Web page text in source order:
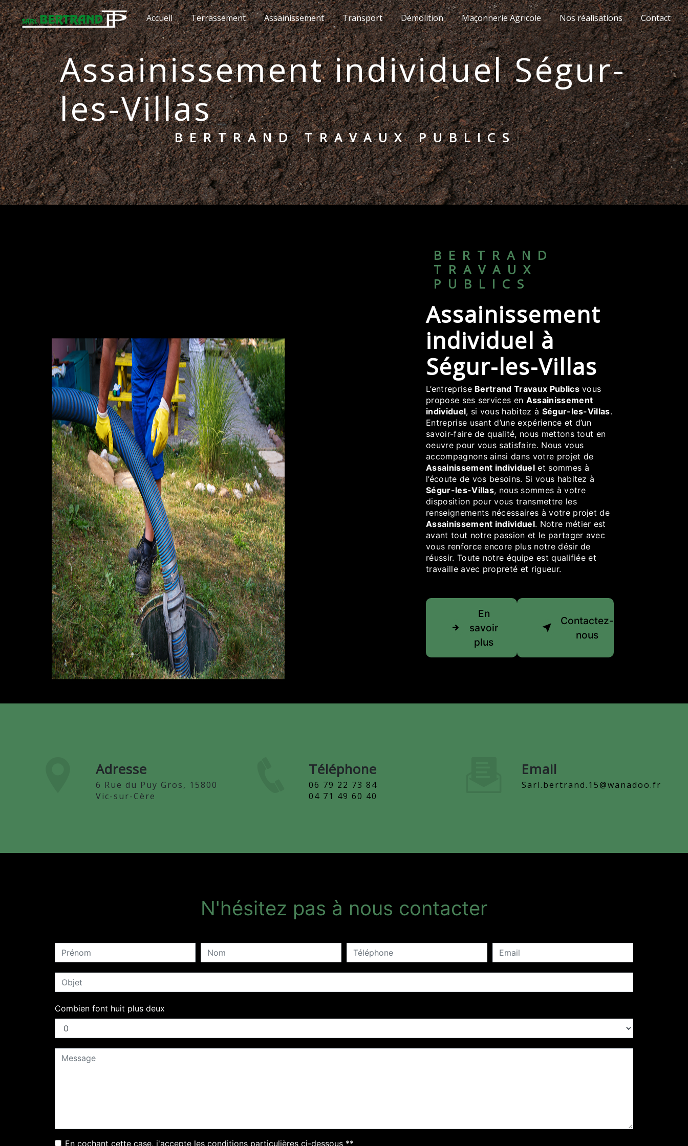
Accueil Terrassement Assainissement Transport Démolition Maçonnerie Agricole Nos réalisations Contact
Assainissement individuel Ségur-
les-Villas
BERTRAND TRAVAUX PUBLICS
BERTRAND
TRAVAUX
PUBLICS
Assainissement
individuel à
Ségur-les-Villas
L’entreprise Bertrand Travaux Publicsvous
propose ses services en Assainissement
individuel, si vous habitez à Ségur-les-Villas.
Entreprise usant d’une expérience et d’un
savoir-faire de qualité, nous mettons tout en
oeuvre pour vous satisfaire. Nous vous
accompagnons ainsi dans votre projet de
Assainissement individuel et sommes à
l’écoute de vos besoins. Si vous habitez à
Ségur-les-Villas, nous sommes à votre
disposition pour vous transmettre les
renseignements nécessaires à votre projet de
Assainissement individuel. Notre métier est
avant tout notre passion et le partager avec
vous renforce encore plus notre désir de
réussir. Toute notre équipe est qualifiée et
travaille avec propreté et rigueur.
En
savoir
plus
Contactez-
nous
Adresse
6 Rue du Puy Gros, 15800
Vic-sur-Cère
Téléphone
06 79 22 73 84
04 71 49 60 40
Email
sarl.bertrand.15@wanadoo.fr
N'hésitez pas à nous contacter
Combien font huit plus deux
En cochant cette case, j'accepte les conditions particulières ci-dessous **
Panneau de gestion des cookies